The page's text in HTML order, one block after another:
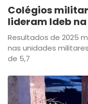
Colégios
lideram Ideb
Resultados de 2025
nas unidades
de 5,7